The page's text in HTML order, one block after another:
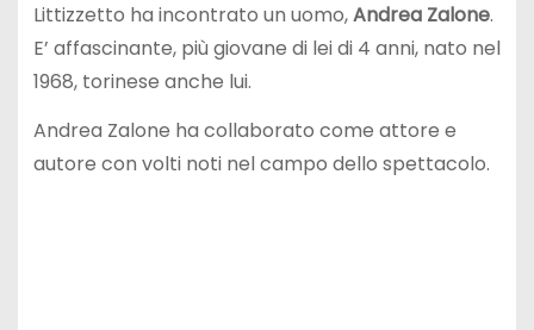
Littizzetto ha incontrato un uomo,Andrea Zalone.
E’ affascinante, più giovane di lei di 4 anni, nato nel
1968, torinese anche lui.
Andrea Zalone ha collaborato come attore e
autore con volti noti nel campo dello spettacolo.